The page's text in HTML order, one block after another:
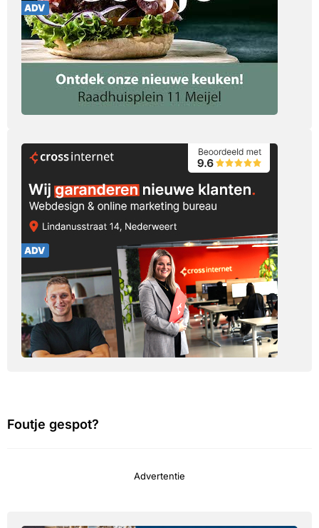
Foutje gespot?
Advertentie